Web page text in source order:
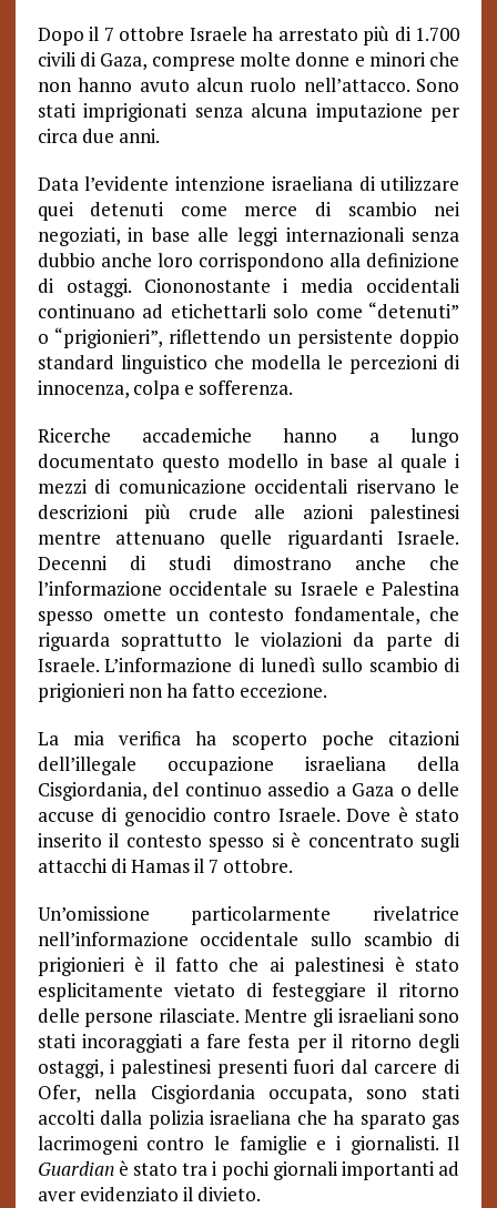
Dopo il 7 ottobre Israele ha arrestato più di 1.700
civili di Gaza, comprese molte donne e minori che
non hanno avuto alcun ruolo nell’attacco. Sono
stati imprigionati senza alcuna imputazione per
circa due anni.
Data l’evidente intenzione israeliana di utilizzare
quei detenuti come merce di scambio nei
negoziati, in base alle leggi internazionali senza
dubbio anche loro corrispondono alla definizione
di ostaggi. Ciononostante i media occidentali
continuano ad etichettarli solo come “detenuti”
o “prigionieri”, riflettendo un persistente doppio
standard linguistico che modella le percezioni di
innocenza, colpa e sofferenza.
Ricerche accademiche hanno a lungo
documentato questo modello in base al quale i
mezzi di comunicazione occidentali riservano le
descrizioni più crude alle azioni palestinesi
mentre attenuano quelle riguardanti Israele.
Decenni di studi dimostrano anche che
l’informazione occidentale su Israele e Palestina
spesso omette un contesto fondamentale, che
riguarda soprattutto le violazioni da parte di
Israele. L’informazione di lunedì sullo scambio di
prigionieri non ha fatto eccezione.
La mia verifica ha scoperto poche citazioni
dell’illegale occupazione israeliana della
Cisgiordania, del continuo assedio a Gaza o delle
accuse di genocidio contro Israele. Dove è stato
inserito il contesto spesso si è concentrato sugli
attacchi di Hamas il 7 ottobre.
Un’omissione particolarmente rivelatrice
nell’informazione occidentale sullo scambio di
prigionieri è il fatto che ai palestinesi è stato
esplicitamente vietato di festeggiare il ritorno
delle persone rilasciate. Mentre gli israeliani sono
stati incoraggiati a fare festa per il ritorno degli
ostaggi, i palestinesi presenti fuori dal carcere di
Ofer, nella Cisgiordania occupata, sono stati
accolti dalla polizia israeliana che ha sparato gas
lacrimogeni contro le famiglie e i giornalisti. Il
Guardianè stato tra i pochi giornali importanti ad
aver evidenziato il divieto.